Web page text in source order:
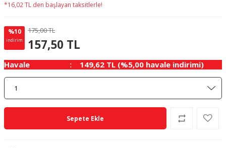
*16,02 TL den başlayan taksitlerle!
%10
indirim
175,00 TL
157,50 TL
Havale 149,62 TL (%5,00 havale indirimi)
Sepete Ekle